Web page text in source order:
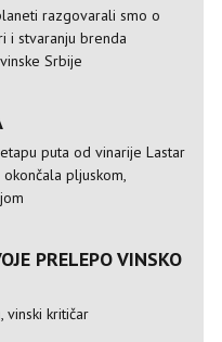
razgovarali smo o
i stvaranju brenda
Srbije
puta od vinarije Lastar
pljuskom,
PRELEPO VINSKO
vinski kritičar